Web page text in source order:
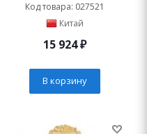
Код товара: 027521
Китай
15 924₽
В корзину